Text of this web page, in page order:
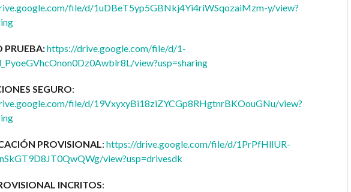
file/d/1uDBeT5yp5GBNkj4Yi4riWSqozaiMzm-y/view?
PRUEBA:https://drive.google.com/file/d/1-
view?usp=sharing
SEGURO:
file/d/19VxyxyBi18ziZYCGp8RHgtnrBKOouGNu/view?
PROVISIONAL: https://drive.google.com/file/d/1PrPfHllUR-
view?usp=drivesdk
INCRITOS: